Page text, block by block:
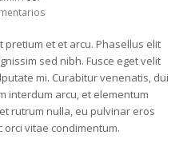
pretium et et arcu. Phasellus elit
sed nibh. Fusce eget velit
mi. Curabitur venenatis, dui
interdum arcu, et elementum
rutrum nulla, eu pulvinar eros
orci vitae condimentum.